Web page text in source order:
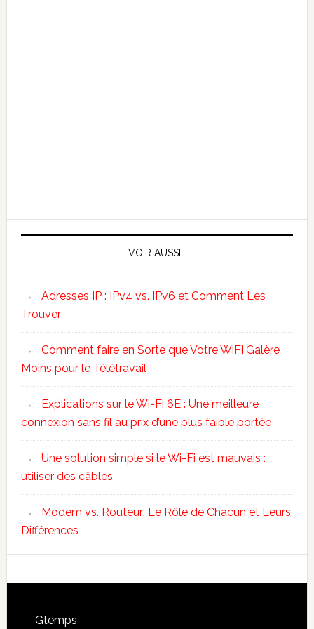
VOIR AUSSI :
Adresses IP : IPv4 vs. IPv6 et Comment Les
Trouver
Comment faire en Sorte que Votre WiFi Galère
Moins pour le Télétravail
Explications sur le Wi-Fi 6E : Une meilleure
connexion sans fil au prix d’une plus faible portée
Une solution simple si le Wi-Fi est mauvais :
utiliser des câbles
Modem vs. Routeur: Le Rôle de Chacun et Leurs
Différences
Footer
Gtemps